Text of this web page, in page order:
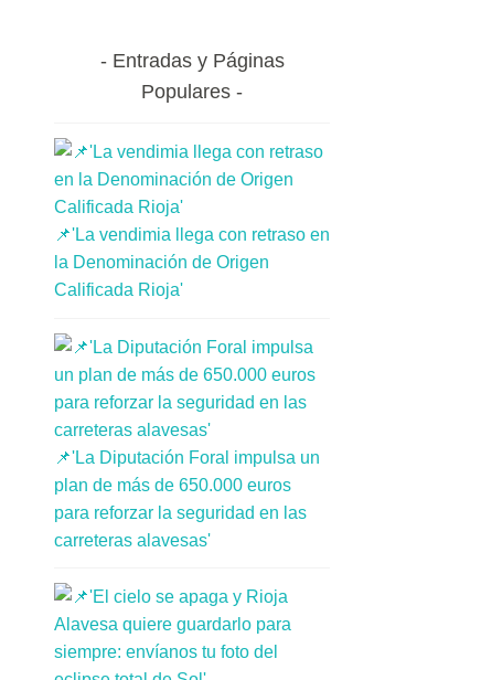
Entradas y Páginas
Populares
📌'La vendimia llega con retraso en
la Denominación de Origen
Calificada Rioja'
📌'La Diputación Foral impulsa un
plan de más de 650.000 euros
para reforzar la seguridad en las
carreteras alavesas'